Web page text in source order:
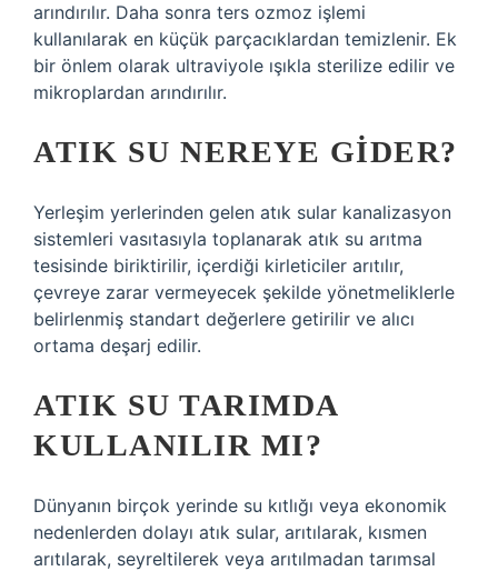
arındırılır. Daha sonra ters ozmoz işlemi
kullanılarak en küçük parçacıklardan temizlenir. Ek
bir önlem olarak ultraviyole ışıkla sterilize edilir ve
mikroplardan arındırılır.
ATIK SU NEREYE GIDER?
Yerleşim yerlerinden gelen atık sular kanalizasyon
sistemleri vasıtasıyla toplanarak atık su arıtma
tesisinde biriktirilir, içerdiği kirleticiler arıtılır,
çevreye zarar vermeyecek şekilde yönetmeliklerle
belirlenmiş standart değerlere getirilir ve alıcı
ortama deşarj edilir.
ATIK SU TARIMDA
KULLANILIR MI?
Dünyanın birçok yerinde su kıtlığı veya ekonomik
nedenlerden dolayı atık sular, arıtılarak, kısmen
arıtılarak, seyreltilerek veya arıtılmadan tarımsal